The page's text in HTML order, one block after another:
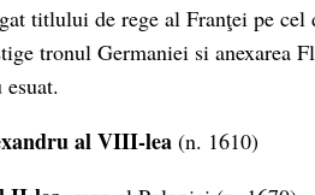
titlului de rege al Franţei pe
tronul Germaniei si anexarea
al VIII-lea (n. 1610)